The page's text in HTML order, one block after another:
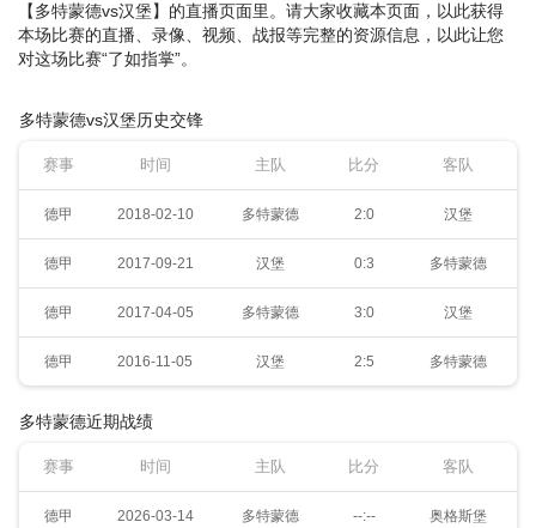
【多特蒙德vs汉堡】的直播页面里。请大家收藏本页面，以此获得
本场比赛的直播、录像、视频、战报等完整的资源信息，以此让您
对这场比赛“了如指掌”。
多特蒙德vs汉堡历史交锋
赛事 时间 主队 比分 客队
德甲 2018-02-10 多特蒙德 2:0 汉堡
德甲 2017-09-21 汉堡 0:3 多特蒙德
德甲 2017-04-05 多特蒙德 3:0 汉堡
德甲 2016-11-05 汉堡 2:5 多特蒙德
多特蒙德近期战绩
赛事 时间 主队 比分 客队
德甲 2026-03-14 多特蒙德 --:-- 奥格斯堡